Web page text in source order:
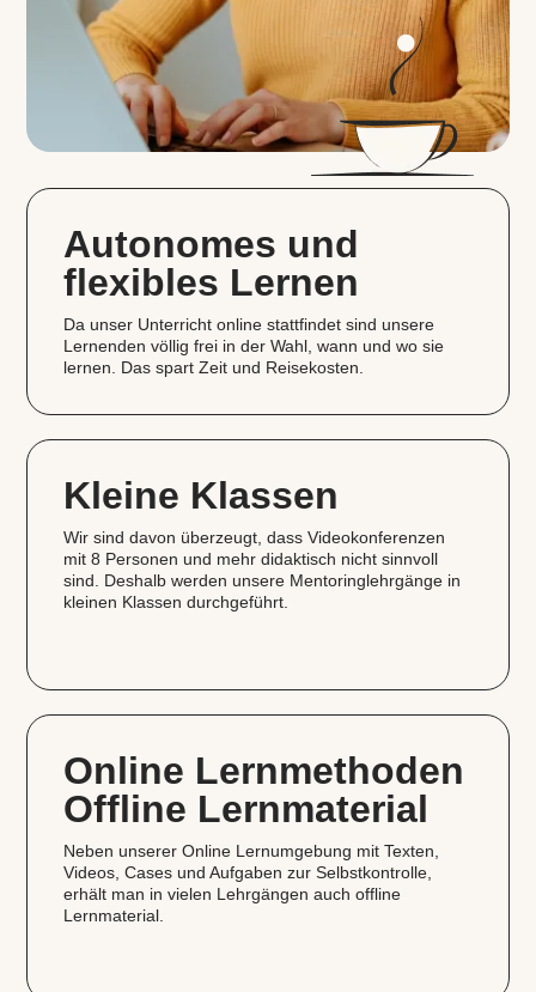
Autonomes und
flexibles Lernen
Da unser Unterricht online stattfindet sind unsere
Lernenden völlig frei in der Wahl, wann und wo sie
lernen. Das spart Zeit und Reisekosten.
Kleine Klassen
Wir sind davon überzeugt, dass Videokonferenzen
mit 8 Personen und mehr didaktisch nicht sinnvoll
sind. Deshalb werden unsere Mentoringlehrgänge in
kleinen Klassen durchgeführt.
Online Lernmethoden
Offline Lernmaterial
Neben unserer Online Lernumgebung mit Texten,
Videos, Cases und Aufgaben zur Selbstkontrolle,
erhält man in vielen Lehrgängen auch offline
Lernmaterial.